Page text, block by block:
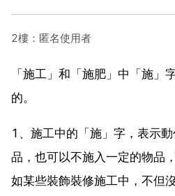
2樓：匿名使用者
「施工」和「施肥」中「施」
的。
1、施工中的「施」字，表示
品，也可以不施入一定的物品
如某些裝飾裝修施工中，不但